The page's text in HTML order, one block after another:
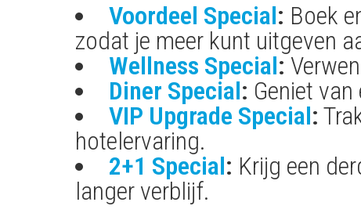
Voordeel Special: Boek
zodat je meer kunt uitgeven
Wellness Special:
Diner Special: Geniet
VIP Upgrade Special:
hotelervaring.
2+1 Special: Krijg een
langer verblijf.